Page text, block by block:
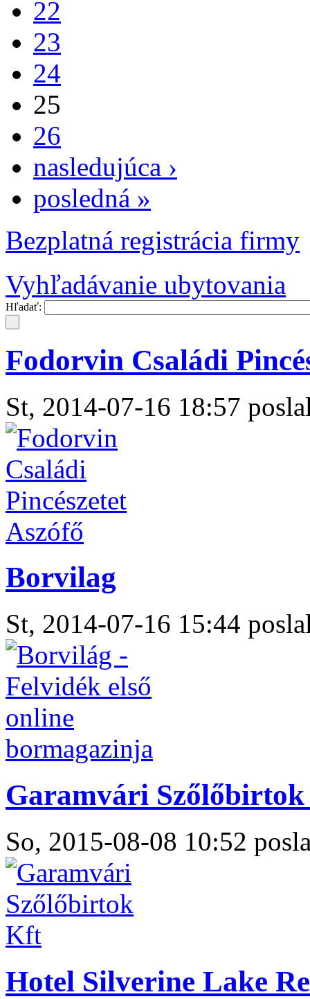
22
23
24
25
26
nasledujúca ›
posledná »
Bezplatná registrácia firmy
Vyhľadávanie ubytovania
Hľadať:
Fodorvin Családi
St, 2014-07-16 18:57
Borvilag
St, 2014-07-16 15:44
Garamvári
So, 2015-08-08 10:52
Hotel Silverine Lake